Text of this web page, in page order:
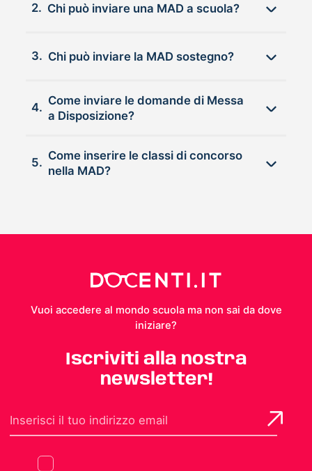
2. Chi può inviare una MAD a scuola?
3. Chi può inviare la MAD sostegno?
4.
Come inviare le domande di Messa
a Disposizione?
5.
Come inserire le classi di concorso
nella MAD?
Vuoi accedere al mondo scuola ma non sai da dove
iniziare?
Iscriviti alla nostra
newsletter!